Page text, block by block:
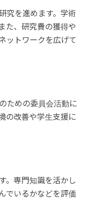
究を進めます。学術
た、研究費の獲得や
ットワークを広げて
ための委員会活動に
の改善や学生支援に
。専門知識を活かし
でいるかなどを評価